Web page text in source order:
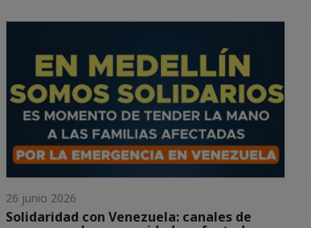
26 junio 2026
Solidaridad con Venezuela: canales de